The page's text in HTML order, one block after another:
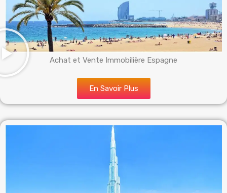
Achat et Vente Immobilière Espagne
En Savoir Plus